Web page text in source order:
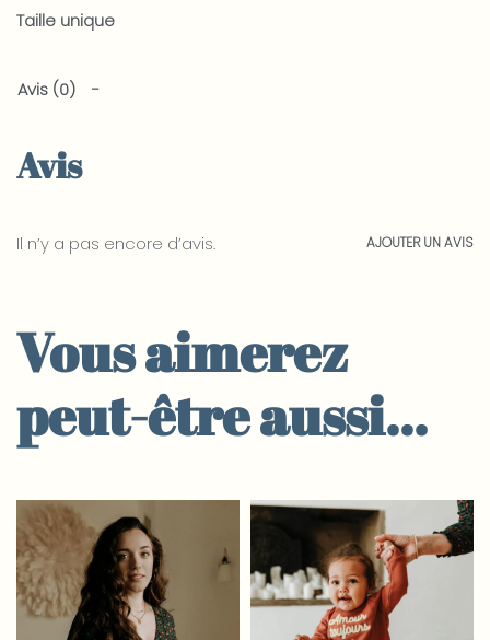
Taille unique
Avis (0)
Avis
Il n’y a pas encore d’avis. AJOUTER UN AVIS
Vous aimerez
peut-être aussi…